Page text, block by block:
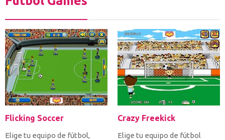
Flicking Soccer
Elige tu equipo de fútbol, ​​
Crazy Freekick
Elige tu equipo de fútbol